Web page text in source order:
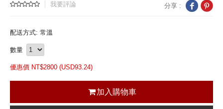
我要評論 分享 :
配送方式: 常溫
數量
優惠價 NT$2800 (USD93.24)
加入購物車